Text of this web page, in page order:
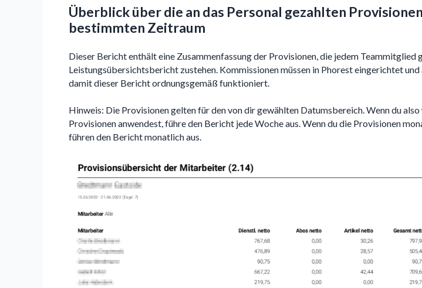
Überblick über die an das Personal gezahlten
bestimmten Zeitraum
Dieser Bericht enthält eine Zusammenfassung der Provisionen, die jedem Teammitglied
Leistungsübersichtsbericht zustehen. Kommissionen müssen in Phorest eingerichtet
damit dieser Bericht ordnungsgemäß funktioniert.
Hinweis: Die Provisionen gelten für den von dir gewählten Datumsbereich. Wenn du
Provisionen anwendest, führe den Bericht jede Woche aus. Wenn du die Provisionen
führen den Bericht monatlich aus.